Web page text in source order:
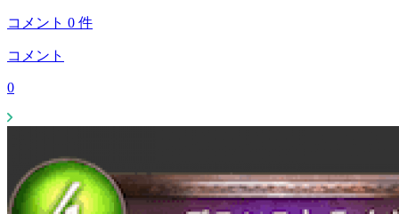
コメント 0 件
コメント
0